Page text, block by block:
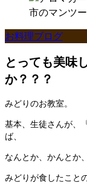
お料理ブログ
とっても美味
か？？？
みどりのお教室。
基本、生徒さんが、
ば、
なんとか、かんとか
みどりが食したこと